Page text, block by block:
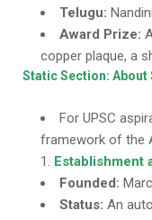
Telugu:
Award Prize:
copper plaque, a
Static Section: About
For UPSC
framework of the
Establishment
Founded:
Status: An